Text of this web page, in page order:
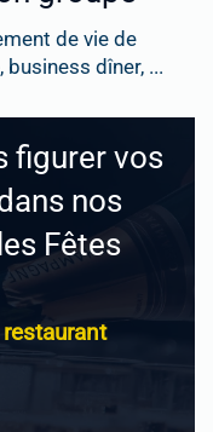
de vie de
business dîner, ...
figurer vos
nos
Fêtes